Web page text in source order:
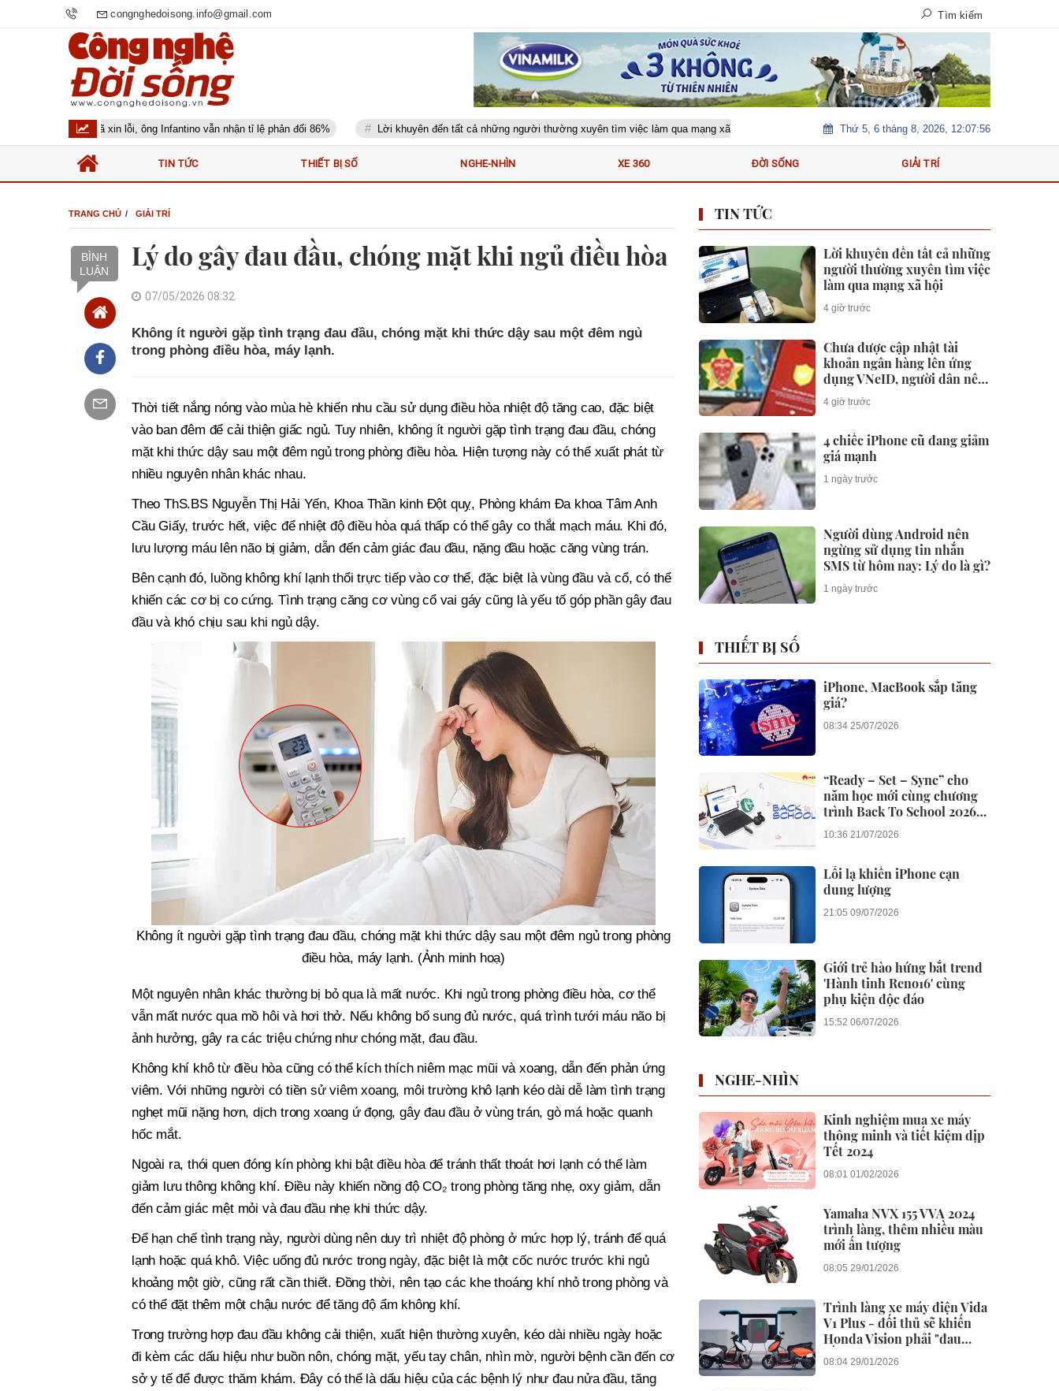
congnghedoisong.info@gmail.com Tìm kiếm
Dù đã xin lỗi, ông Infantino vẫn nhận tỉ lệ phản đối 86% Lời khuyên đến tất cả những người thường xuyên tìm việc làm qua mạng xã hội Dịp 2-9 không thiếu vé máy bay, chỉ khó mua vé rẻ
Thứ 5, 6 tháng 8, 2026, 12:07:58
TIN TỨC THIẾT BỊ SỐ NGHE-NHÌN XE 360 ĐỜI SỐNG GIẢI TRÍ
TRANG CHỦ GIẢI TRÍ
BÌNH
LUẬN
Lý do gây đau đầu, chóng mặt khi ngủ điều hòa
07/05/2026 08:32
Không ít người gặp tình trạng đau đầu, chóng mặt khi thức dậy sau một đêm ngủ
trong phòng điều hòa, máy lạnh.
Thời tiết nắng nóng vào mùa hè khiến nhu cầu sử dụng điều hòa nhiệt độ tăng cao, đặc biệt
vào ban đêm để cải thiện giấc ngủ. Tuy nhiên, không ít người gặp tình trạng đau đầu, chóng
mặt khi thức dậy sau một đêm ngủ trong phòng điều hòa. Hiện tượng này có thể xuất phát từ
nhiều nguyên nhân khác nhau.
Theo ThS.BS Nguyễn Thị Hải Yến, Khoa Thần kinh Đột quỵ, Phòng khám Đa khoa Tâm Anh
Cầu Giấy, trước hết, việc để nhiệt độ điều hòa quá thấp có thể gây co thắt mạch máu. Khi đó,
lưu lượng máu lên não bị giảm, dẫn đến cảm giác đau đầu, nặng đầu hoặc căng vùng trán.
Bên cạnh đó, luồng không khí lạnh thổi trực tiếp vào cơ thể, đặc biệt là vùng đầu và cổ, có thể
khiến các cơ bị co cứng. Tình trạng căng cơ vùng cổ vai gáy cũng là yếu tố góp phần gây đau
đầu và khó chịu sau khi ngủ dậy.
Không ít người gặp tình trạng đau đầu, chóng mặt khi thức dậy sau một đêm ngủ trong phòng
điều hòa, máy lạnh. (Ảnh minh hoạ)
Một nguyên nhân khác thường bị bỏ qua là mất nước. Khi ngủ trong phòng điều hòa, cơ thể
vẫn mất nước qua mồ hôi và hơi thở. Nếu không bổ sung đủ nước, quá trình tưới máu não bị
ảnh hưởng, gây ra các triệu chứng như chóng mặt, đau đầu.
Không khí khô từ điều hòa cũng có thể kích thích niêm mạc mũi và xoang, dẫn đến phản ứng
viêm. Với những người có tiền sử viêm xoang, môi trường khô lạnh kéo dài dễ làm tình trạng
nghẹt mũi nặng hơn, dịch trong xoang ứ đọng, gây đau đầu ở vùng trán, gò má hoặc quanh
hốc mắt.
Ngoài ra, thói quen đóng kín phòng khi bật điều hòa để tránh thất thoát hơi lạnh có thể làm
giảm lưu thông không khí. Điều này khiến nồng độ CO₂ trong phòng tăng nhẹ, oxy giảm, dẫn
đến cảm giác mệt mỏi và đau đầu nhẹ khi thức dậy.
Để hạn chế tình trạng này, người dùng nên duy trì nhiệt độ phòng ở mức hợp lý, tránh để quá
lạnh hoặc quá khô. Việc uống đủ nước trong ngày, đặc biệt là một cốc nước trước khi ngủ
khoảng một giờ, cũng rất cần thiết. Đồng thời, nên tạo các khe thoáng khí nhỏ trong phòng và
có thể đặt thêm một chậu nước để tăng độ ẩm không khí.
Trong trường hợp đau đầu không cải thiện, xuất hiện thường xuyên, kéo dài nhiều ngày hoặc
đi kèm các dấu hiệu như buồn nôn, chóng mặt, yếu tay chân, nhìn mờ, người bệnh cần đến cơ
sở y tế để được thăm khám. Đây có thể là dấu hiệu của các bệnh lý như đau nửa đầu, tăng
TIN TỨC
Lời khuyên đến tất cả những
người thường xuyên tìm việc
làm qua mạng xã hội
4 giờ trước
Chưa được cập nhật tài
khoản ngân hàng lên ứng
dụng VNeID, người dân nên
làm gì?
4 giờ trước
4 chiếc iPhone cũ đang giảm
giá mạnh
1 ngày trước
Người dùng Android nên
ngừng sử dụng tin nhắn
SMS từ hôm nay: Lý do là gì?
1 ngày trước
THIẾT BỊ SỐ
iPhone, MacBook sắp tăng
giá?
08:34 25/07/2026
“Ready – Set – Sync” cho
năm học mới cùng chương
trình Back To School 2026
của Huawei
10:36 21/07/2026
Lỗi lạ khiến iPhone cạn
dung lượng
21:05 09/07/2026
Giới trẻ hào hứng bắt trend
'Hành tinh Reno16' cùng
phụ kiện độc đáo
15:52 06/07/2026
NGHE-NHÌN
Kinh nghiệm mua xe máy
thông minh và tiết kiệm dịp
Tết 2024
08:01 01/02/2026
Yamaha NVX 155 VVA 2024
trình làng, thêm nhiều màu
mới ấn tượng
08:05 29/01/2026
Trình làng xe máy điện Vida
V1 Plus - đối thủ sẽ khiến
Honda Vision phải "đau
đầu"
08:04 29/01/2026